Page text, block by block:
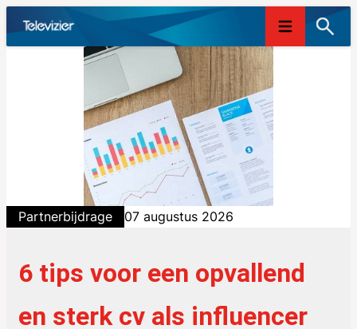
Skip
to
Partnerbijdrage 07 augustus 2026
6 tips voor een opvallend
en sterk cv als influencer